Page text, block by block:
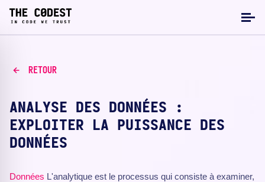
RETOUR
ANALYSE DES DONNÉES :
EXPLOITER LA PUISSANCE DES
DONNÉES
Données L'analytique est le processus qui consiste à examiner,